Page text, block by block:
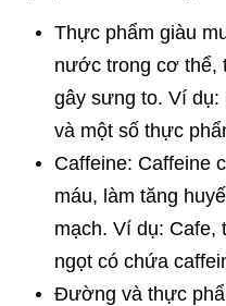
Thực phẩm giàu
nước trong cơ thể,
gây sưng to. Ví dụ:
và một số thực
Caffeine: Caffeine
máu, làm tăng
mạch. Ví dụ: Cafe,
ngọt có chứa
Đường và thực